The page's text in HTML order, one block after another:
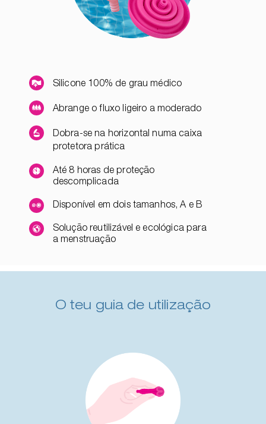
Silicone 100% de grau médico
Abrange o fluxo ligeiro a moderado
Dobra-se na horizontal numa caixa
protetora prática
Até 8 horas de proteção
descomplicada
Disponível em dois tamanhos, A e B
Solução reutilizável e ecológica para
a menstruação
O teu guia de utilização